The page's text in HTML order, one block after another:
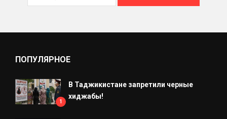
ПОПУЛЯРНОЕ
1
В Таджикистане запретили черные
хиджабы!